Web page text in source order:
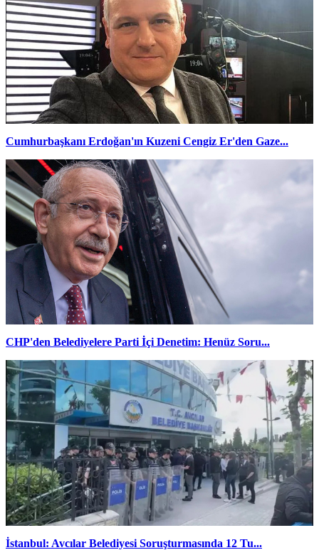
Cumhurbaşkanı Erdoğan'ın Kuzeni Cengiz Er'den Gaze...
CHP'den Belediyelere Parti İçi Denetim: Henüz Soru...
İstanbul: Avcılar Belediyesi Soruşturmasında 12 Tu...